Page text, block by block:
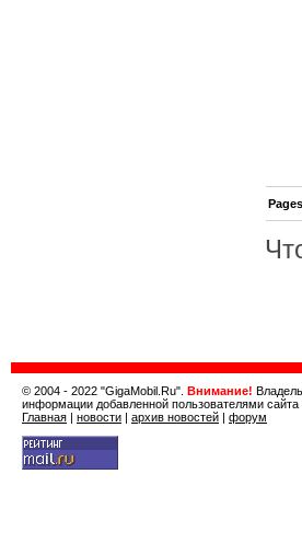
Pages
© 2004 - 2022 "GigaMobil.Ru". Внимание!
информации добавленной пользователями
Главная | новости | архив новостей | форум